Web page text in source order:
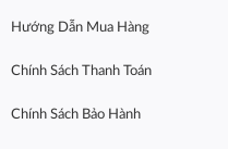
Hướng Dẫn Mua Hàng
Chính Sách Thanh Toán
Chính Sách Bảo Hành